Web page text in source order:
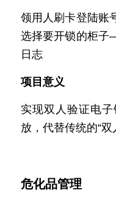
领用人刷卡登陆
选择要开锁的柜
日志
项目意义
实现双人验证电
放，代替传统的“双
危化品管理